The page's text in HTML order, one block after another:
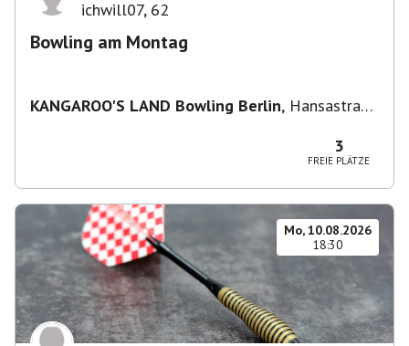
ichwill07, 62
Bowling am Montag
KANGAROO'S LAND Bowling Berlin, Hansastraße
3
FREIE PLÄTZE
Mo, 10.08.2026
18:30